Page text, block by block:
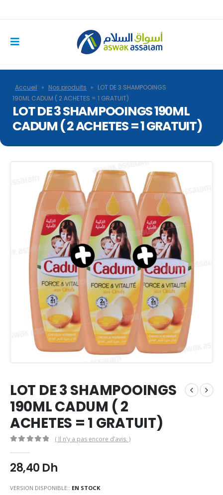
Accueil » Nos produits » LOT DE 3 SHAMPOOINGS
190ML CADUM ( 2 ACHETES = 1 GRATUIT)
LOT DE 3 SHAMPOOINGS 190ML
CADUM ( 2 ACHETES = 1 GRATUIT)
LOT DE 3 SHAMPOOINGS
190ML CADUM ( 2
ACHETES = 1 GRATUIT)
( Il n’y a pas encore d’avis. )
28,40 Dh
VERSION DISPONIBLE:: EN STOCK